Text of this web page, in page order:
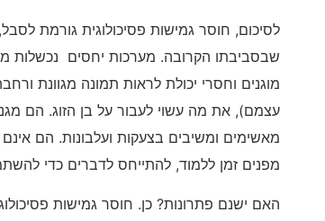
לסיכום, חוסר גמישות פסיכולוגית גורמת
שבסביבתו הקרובה. מערכות יחסים נכשלות
מוגנים וחסרי יכולת לראות תמונה מגוונת
עצמם), את מה עשוי לעבור על בן הזוג. הם
מאשימים ומשיבים בצעקות ועלבונות. הם
מפנים זמן ללמוד, להתייחס לדברים כדי
האם ישנם פתרונות? כן. חוסר גמישות